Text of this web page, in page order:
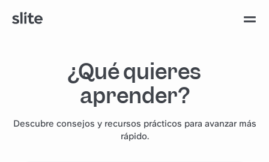
¿Qué quieres
aprender?
Descubre consejos y recursos prácticos para avanzar más
rápido.